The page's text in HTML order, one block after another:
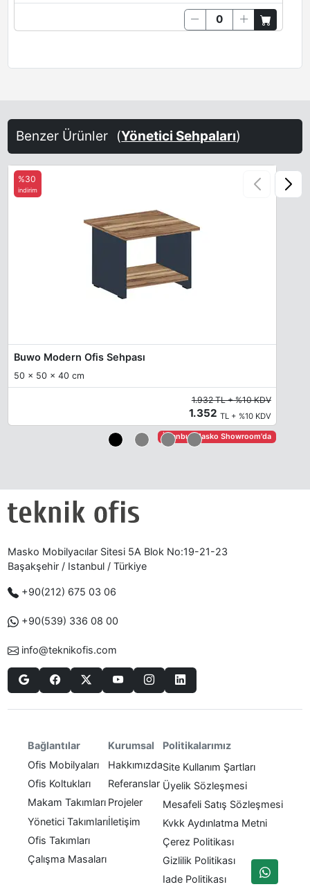
Benzer Ürünler (Yönetici Sehpaları)
Buwo Modern Ofis Sehpası
50 x 50 x 40 cm
%30
indirim
1.932 TL + %10 KDV
1.352 TL + %10 KDV
İstanbul Masko Showroom'da
Masko Mobilyacılar Sitesi 5A Blok No:19-21-23
Başakşehir / Istanbul / Türkiye
+90(212) 675 03 06
+90(539) 336 08 00
info@teknikofis.com
Bağlantılar
Ofis Mobilyaları
Ofis Koltukları
Makam Takımları
Yönetici Takımları
Ofis Takımları
Çalışma Masaları
Kurumsal
Hakkımızda
Referanslar
Projeler
İletişim
Politikalarımız
Site Kullanım Şartları
Üyelik Sözleşmesi
Mesafeli Satış Sözleşmesi
Kvkk Aydınlatma Metni
Çerez Politikası
Gizlilik Politikası
Iade Politikası